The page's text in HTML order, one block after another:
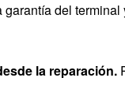
del
la reparación.